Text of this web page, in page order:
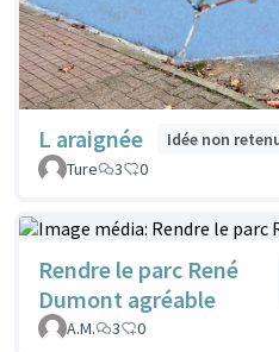
L araignée
Idée non
Ture
3 0
Rendre le parc René
Dumont agréable
A.M.
3 0